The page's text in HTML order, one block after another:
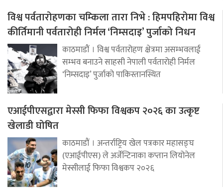
विश्व पर्वतारोहणका चम्किला तारा निभे : हिमपहिरोमा विश्व
कीर्तिमानी पर्वतारोही निर्मल ‘निम्सदाइ’ पुर्जाको निधन
काठमाडौं । विश्व पर्वतारोहण क्षेत्रमा असम्भवलाई
सम्भव बनाउने साहसी नेपाली पर्वतारोही निर्मल
‘निम्सदाइ’ पुर्जाको पाकिस्तानस्थित
एआईपीएसद्वारा मेस्सी फिफा विश्वकप २०२६ का उत्कृष्ट
खेलाडी घोषित
काठमाडौं । अन्तर्राष्ट्रिय खेल पत्रकार महासङ्घ
(एआईपीएस) ले अर्जेन्टिनाका कप्तान लियोनेल
मेस्सीलाई फिफा विश्वकप २०२६